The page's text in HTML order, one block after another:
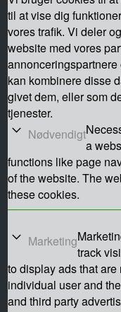
til at vise dig
vores trafik. Vi deler
website med vores
kan kombinere disse
givet dem, eller som
tjenester.
Nødvendigt
a
functions like page
of the website. The
these cookies.
Marketing
track
to display ads that
individual user and
and third party